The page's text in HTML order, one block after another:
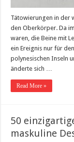
Tätowierungen in der
den Oberkörper. Da
waren, die Beine mit
ein Ereignis nur für
polynesischen Inseln
änderte sich …
Read More »
50
maskuline